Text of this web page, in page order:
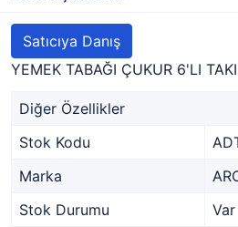
Satıcıya Danış
YEMEK TABAĞI ÇUKUR 6'LI
Diğer Özellikler
Stok Kodu
Marka
Stok Durumu
Var